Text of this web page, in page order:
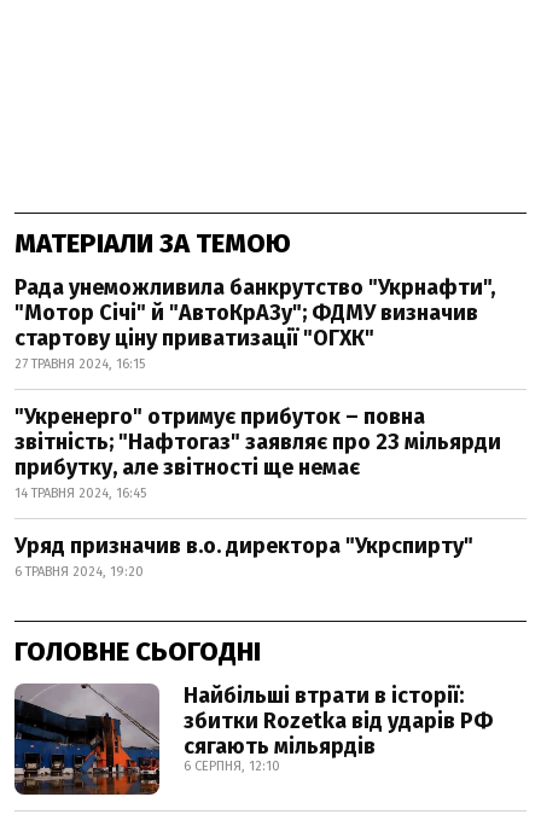
МАТЕРІАЛИ ЗА ТЕМОЮ
Рада унеможливила банкрутство "Укрнафти",
"Мотор Січі" й "АвтоКрАЗу"; ФДМУ визначив
стартову ціну приватизації "ОГХК"
27 ТРАВНЯ 2024, 16:15
"Укренерго" отримує прибуток – повна
звітність; "Нафтогаз" заявляє про 23 мільярди
прибутку, але звітності ще немає
14 ТРАВНЯ 2024, 16:45
Уряд призначив в.о. директора "Укрспирту"
6 ТРАВНЯ 2024, 19:20
ГОЛОВНЕ СЬОГОДНІ
Найбільші втрати в історії:
збитки Rozetka від ударів РФ
сягають мільярдів
6 СЕРПНЯ, 12:10